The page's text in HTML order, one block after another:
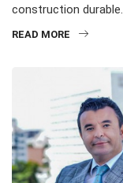
construction
READ MORE